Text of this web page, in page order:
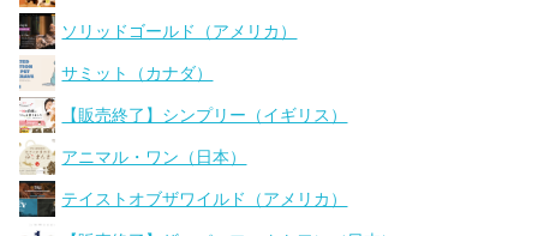
ソリッドゴールド（アメリカ）
サミット（カナダ）
【販売終了】シンプリー（イギリス）
アニマル・ワン（日本）
テイストオブザワイルド（アメリカ）